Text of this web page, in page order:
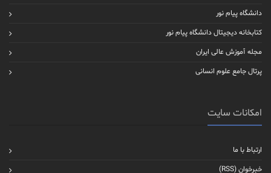
دانشگاه پیام نور
کتابخانه دیجیتال دانشگاه پیام نور
مجله آموزش عالی ایران
پرتال جامع علوم انسانی
امکانات سایت
ارتباط با ما
خبرخوان (RSS)